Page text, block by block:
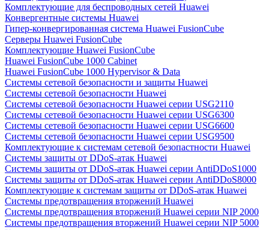
Комплектующие для беспроводных сетей Huawei
Конвергентные системы Huawei
Гипер-конвергированная система Huawei FusionCube
Серверы Huawei FusionCube
Комплектующие Huawei FusionCube
Huawei FusionCube 1000 Cabinet
Huawei FusionCube 1000 Hypervisor & Data
Системы сетевой безопасности и защиты Huawei
Системы сетевой безопасности Huawei
Системы сетевой безопасности Huawei серии USG2110
Системы сетевой безопасности Huawei серии USG6300
Системы сетевой безопасности Huawei серии USG6600
Системы сетевой безопасности Huawei серии USG9500
Комплектующие к системам сетевой безопастности Huawei
Системы защиты от DDoS-атак Huawei
Системы защиты от DDoS-атак Huawei серии AntiDDoS1000
Системы защиты от DDoS-атак Huawei серии AntiDDoS8000
Комплектующие к системам защиты от DDoS-атак Huawei
Системы предотвращения вторжений Huawei
Системы предотвращения вторжений Huawei серии NIP 2000
Системы предотвращения вторжений Huawei серии NIP 5000